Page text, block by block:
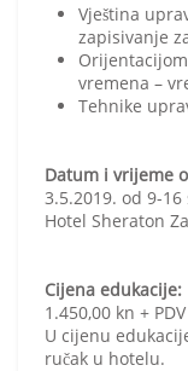
Vještina
zapisivanje
vremena –
Tehnike
Datum i vrijeme
3.5.2019. od 9-16
Hotel Sheraton
Cijena edukacije:
1.450,00 kn + PDV
U cijenu
ručak u hotelu.